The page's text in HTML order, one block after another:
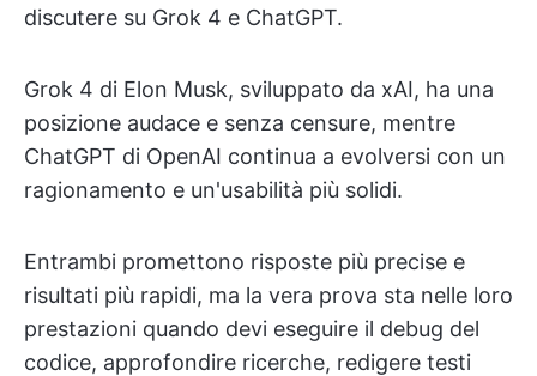
discutere su Grok 4 e ChatGPT.
Grok 4 di Elon Musk, sviluppato da xAI, ha una
posizione audace e senza censure, mentre
ChatGPT di OpenAI continua a evolversi con un
ragionamento e un'usabilità più solidi.
Entrambi promettono risposte più precise e
risultati più rapidi, ma la vera prova sta nelle loro
prestazioni quando devi eseguire il debug del
codice, approfondire ricerche, redigere testi